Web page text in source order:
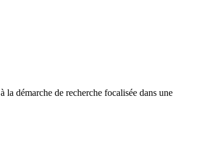
la démarche de recherche focalisée dans une